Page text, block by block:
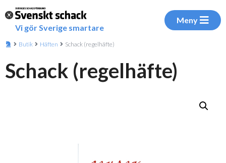
Vi gör Sverige smartare
Meny
Butik Häften Schack (regelhäfte)
Schack (regelhäfte)